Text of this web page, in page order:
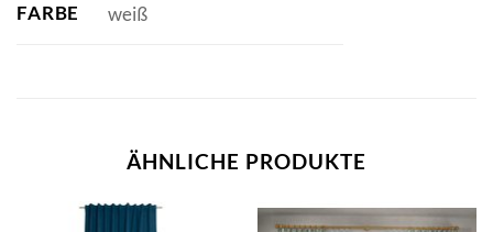
FARBE weiß
ÄHNLICHE PRODUKTE